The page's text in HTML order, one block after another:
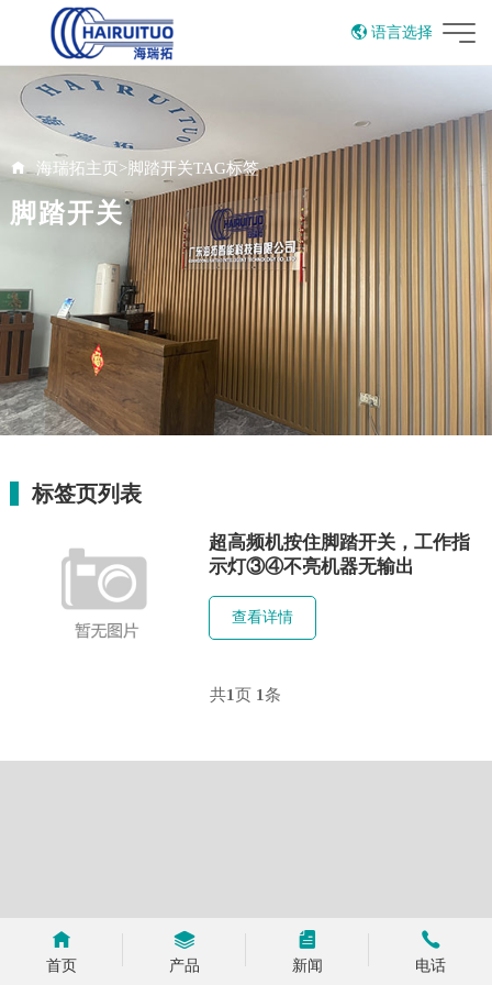
语言选择
海瑞拓主页>脚踏开关TAG标签
脚踏开关
标签页列表
超高频机按住脚踏开关，工作指
示灯③④不亮机器无输出
查看详情
共1页 1条
首页 产品 新闻 电话